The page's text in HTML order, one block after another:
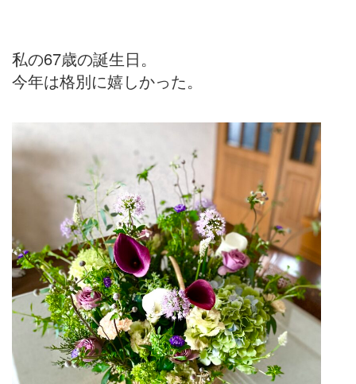
私の67歳の誕生日。
今年は格別に嬉しかった。